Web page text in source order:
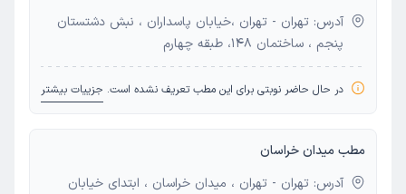
آدرس: تهران - تهران ،خیابان پاسداران ، نبش دشتستان
پنجم ، ساختمان ۱۴۸، طبقه چهارم
در حال حاضر نوبتی برای این مطب تعریف نشده است. جزییات بیشتر
مطب میدان خراسان
آدرس: تهران - تهران ، میدان خراسان ، ابتدای خیابان